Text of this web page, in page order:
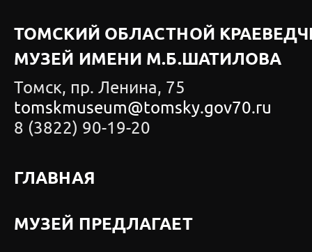
ТОМСКИЙ ОБЛАСТНОЙ
МУЗЕЙ ИМЕНИ М.Б.ШАТИЛОВА
Томск, пр. Ленина, 75
tomskmuseum@tomsky.gov70.ru
8 (3822) 90-19-20
ГЛАВНАЯ
МУЗЕЙ ПРЕДЛАГАЕТ